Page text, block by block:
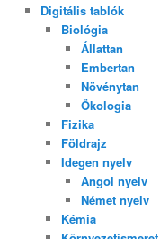
Digitális tablók
Biológia
Állattan
Embertan
Növénytan
Ökologia
Fizika
Földrajz
Idegen nyelv
Angol nyelv
Német nyelv
Kémia